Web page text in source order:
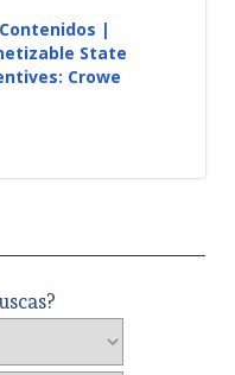
|
State
Crowe